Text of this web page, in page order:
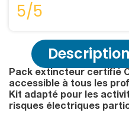
5/5
Pack extincteur certifié
accessible à tous les
Kit adapté pour les
risques électriques